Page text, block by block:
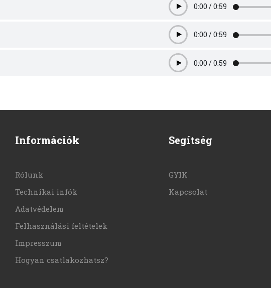
Play0:00 /0:59
Play0:00 /0:59
Play0:00 /0:59
Információk
Rólunk
Technikai infók
Adatvédelem
Felhasználási feltételek
Impresszum
Hogyan csatlakozhatsz?
Segítség
GYIK
Kapcsolat